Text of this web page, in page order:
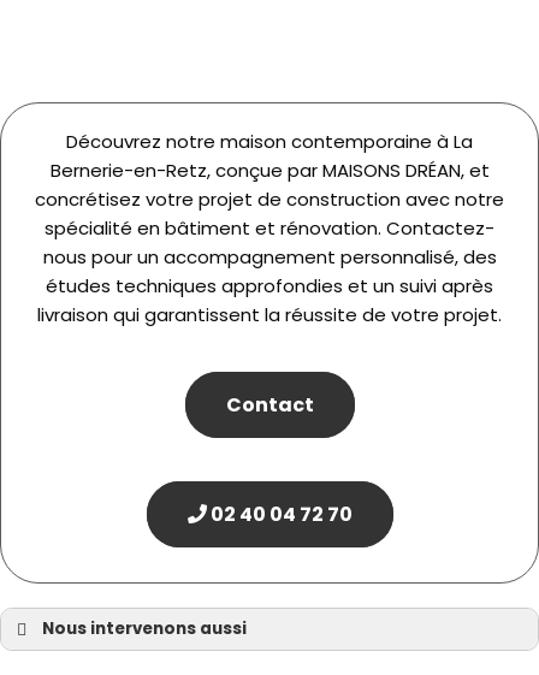
Découvrez notre maison contemporaine à La
Bernerie-en-Retz, conçue par MAISONS DRÉAN, et
concrétisez votre projet de construction avec notre
spécialité en bâtiment et rénovation. Contactez-
nous pour un accompagnement personnalisé, des
études techniques approfondies et un suivi après
livraison qui garantissent la réussite de votre projet.
Contact
02 40 04 72 70
Nous intervenons aussi